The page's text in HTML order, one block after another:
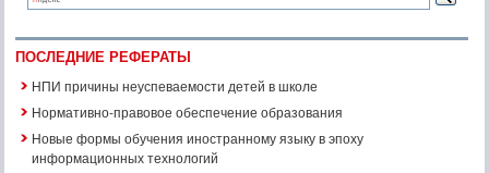
ПОСЛЕДНИЕ РЕФЕРАТЫ
НПИ причины неуспеваемости детей в школе
Нормативно-правовое обеспечение образования
Новые формы обучения иностранному языку в эпоху
информационных технологий